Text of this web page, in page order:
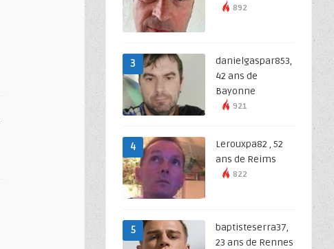
892
3
danielgaspar853,
42 ans de
Bayonne
921
4
Lerouxpa82 , 52
ans de Reims
822
5
baptisteserra37,
23 ans de Rennes